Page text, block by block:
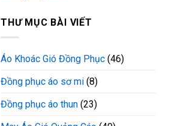
THƯ MỤC BÀI VIẾT
Áo Khoác Gió Đồng Phục (46)
Đồng phục áo sơ mi (8)
Đồng phục áo thun (23)